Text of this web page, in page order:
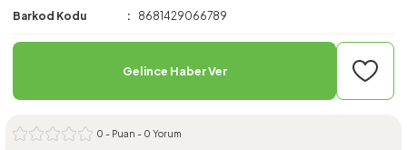
Barkod Kodu
8681429066789
Gelince Haber Ver
0 - Puan - 0 Yorum